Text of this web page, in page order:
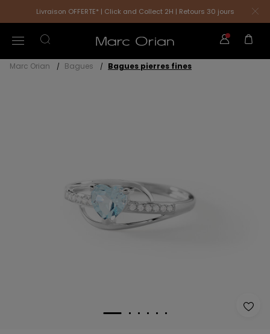
Livraison OFFERTE* | Click and Collect 2H | Retours 30 jours
Marc Orian Bagues Bagues pierres fines